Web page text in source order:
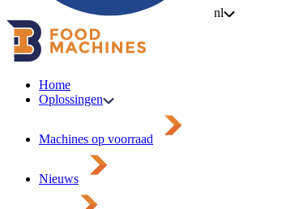
nl
Home
Oplossingen
Machines op voorraad
Nieuws